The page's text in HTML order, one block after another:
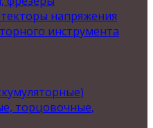
напряжения
инструмента
торцовочные,